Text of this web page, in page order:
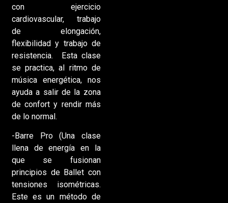
con ejercicio
cardiovascular, trabajo
de elongación,
flexibilidad y trabajo de
resistencia. Esta clase
se practica, al ritmo de
música energética, nos
ayuda a salir de la zona
de confort y rendir más
de lo normal.
-Barre Pro (Una clase
llena de energía en la
que se fusionan
principios de Ballet con
tensiones isométricas.
Este es un método de